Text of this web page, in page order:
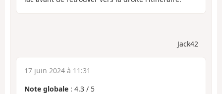
Jack42
17 juin 2024 à 11:31
Note globale : 4.3 / 5